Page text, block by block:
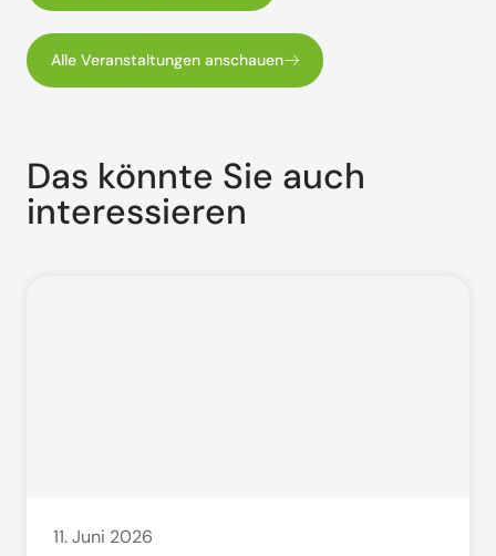
Alle Veranstaltungen anschauen
Das könnte Sie auch
interessieren
11. Juni 2026